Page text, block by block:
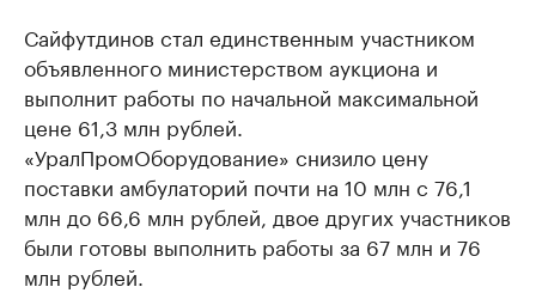
Сайфутдинов стал единственным участником
объявленного министерством аукциона и
выполнит работы по начальной максимальной
цене 61,3 млн рублей.
«УралПромОборудование» снизило цену
поставки амбулаторий почти на 10 млн с 76,1
млн до 66,6 млн рублей, двое других участников
были готовы выполнить работы за 67 млн и 76
млн рублей.